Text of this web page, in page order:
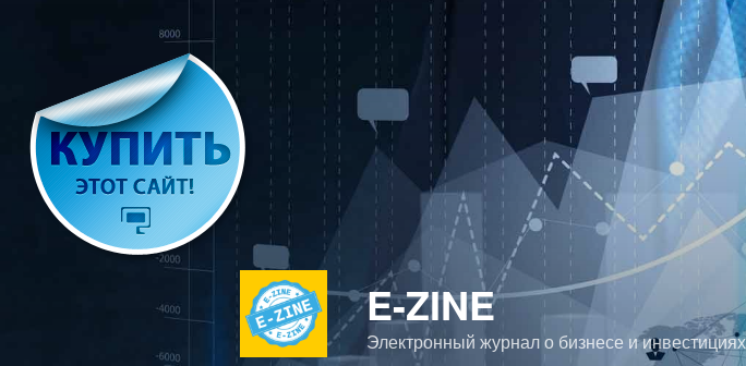
E-ZINE
Электронный журнал о бизнесе и инвестициях